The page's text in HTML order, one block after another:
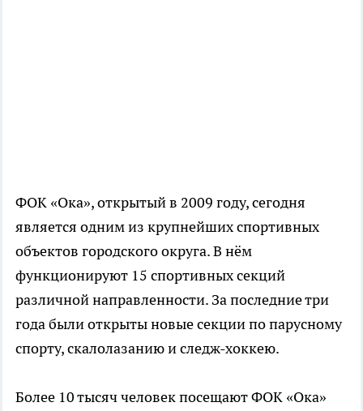
ФОК «Ока», открытый в 2009 году, сегодня
является одним из крупнейших спортивных
объектов городского округа. В нём
функционируют 15 спортивных секций
различной направленности. За последние три
года были открыты новые секции по парусному
спорту, скалолазанию и следж-хоккею.
Более 10 тысяч человек посещают ФОК «Ока»